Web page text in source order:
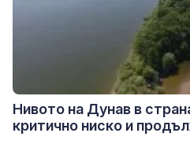
Нивото на Дунав в
критично ниско и